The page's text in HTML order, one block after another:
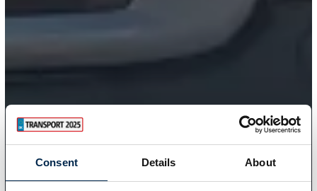
Consent Details About